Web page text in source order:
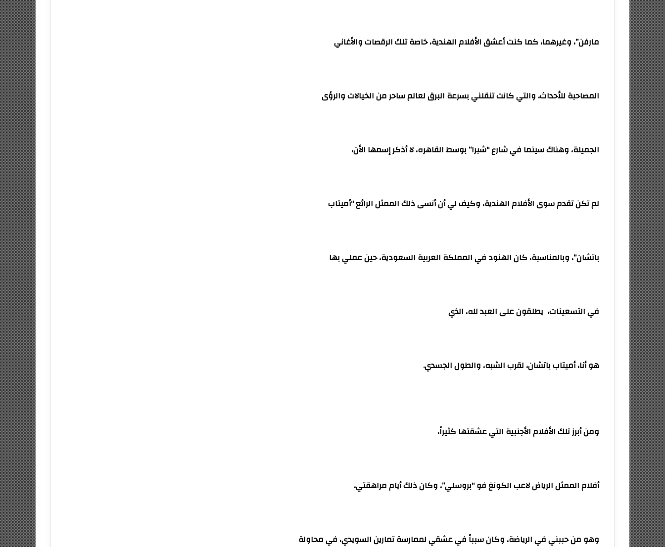
مارفن”، وغيرهما، كما كنت أعشق الأفلام الهندية، خاصة تلك الرقصات والأغاني
المصاحبة للأحداث، والتي كانت تنقلني بسرعة البرق لعالم ساحر من الخيالات والرؤى
الجميلة، وهناك سينما في شارع “شبرا” بوسط القاهره، لا أذكر إسمها الأن،
لم تكن تقدم سوى الأفلام الهندية، وكيف لي أن أنسى ذلك الممثل الرائع “أميتاب
باتشان”، وبالمناسبة، كان الهنود في المملكة العربية السعودية، حين عملي بها
في التسعينات، يطلقون على العبد لله، الذي
هو أنا، أميتاب باتشان، لقرب الشبه، والطول الجسدي.
ومن أبرز تلك الأفلام الأجنبية التي عشقتها كثيراً،
أفلام الممثل الرياض لاعب الكونغ فو “بروسلي”، وكان ذلك أيام مراهقتي،
وهو من حببني في الرياضة، وكان سبباً في عشقي لممارسة تمارين السويدي، في محاولة